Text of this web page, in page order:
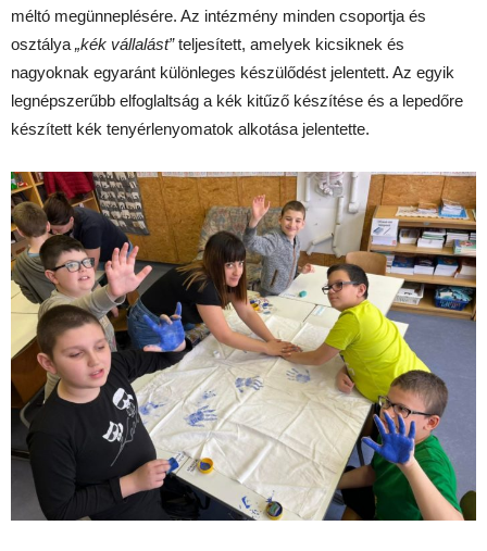
méltó megünneplésére. Az intézmény minden csoportja és
osztálya „kék vállalást”teljesített, amelyek kicsiknek és
nagyoknak egyaránt különleges készülődést jelentett. Az egyik
legnépszerűbb elfoglaltság a kék kitűző készítése és a lepedőre
készített kék tenyérlenyomatok alkotása jelentette.